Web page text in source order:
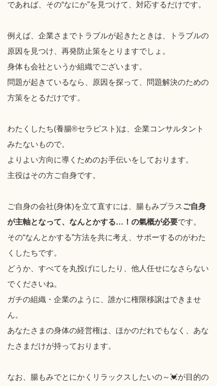
であれば、その“なにか”を見つけて、対応するだけです。
例えば、企業さまでトラブルが起きたときは、トラブルの
原因を見つけ、再発防止策をとりますでしょ。
身体も会社というか組織でございます。
問題が起きているなら、原因を探って、問題解決のための
方策をとるだけです。
わたくしたち(養腸®セラピスト)は、企業コンサルタント
みたないもので。
よりよい方向に導くためのお手伝いをしております。
主役はその方ご自身です。
ご自身の会社(身体)を立て直すには、腸もみプラス ご自身
が主軸となって、なんとかする…！の氣概が必要です。
その“なんとかする”方法を共に考え、サポーするのがわた
くしたちです。
どうか、すべてを丸投げにしたり、他人任せになさらない
でくださいね。
ガチの組織・企業のように、誰かに権限移譲はできませ
ん。
あなたさまの身体の経営権は、ほかのだれでもなく、あな
たさまだけが持っております。
なお、腸もみでとにかくリラックスしたいの～💓が目的の